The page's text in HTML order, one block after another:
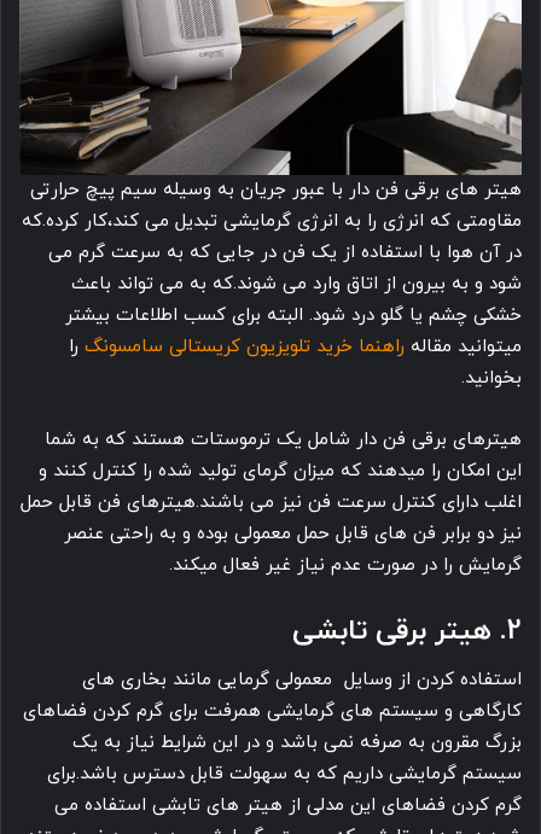
هیتر های برقی فن دار با عبور جریان به وسیله سیم پیچ حرارتی
مقاومتی که انرژی را به انرژی گرمایشی تبدیل می کند،کار کرده.که
در آن هوا با استفاده از یک فن در جایی که به سرعت گرم می
شود و به بیرون از اتاق وارد می شوند.که به می تواند باعث
خشکی چشم یا گلو درد شود. البته برای کسب اطلاعات بیشتر
میتوانید مقاله راهنما خرید تلویزیون کریستالی سامسونگ را
بخوانید.
هیترهای برقی فن دار شامل یک ترموستات هستند که به شما
این امکان را میدهند که میزان گرمای تولید شده را کنترل کنند و
اغلب دارای کنترل سرعت فن نیز می باشند.هیترهای فن قابل حمل
نیز دو برابر فن های قابل حمل معمولی بوده و به راحتی عنصر
گرمایش را در صورت عدم نیاز غیر فعال میکند.
2. هیتر برقی تابشی
استفاده کردن از وسایل معمولی گرمایی مانند بخاری های
کارگاهی و سیستم های گرمایشی همرفت برای گرم کردن فضاهای
بزرگ مقرون به صرفه نمی باشد و در این شرایط نیاز به یک
سیستم گرمایشی داریم که به سهولت قابل دسترس باشد.برای
گرم کردن فضاهای این مدلی از هیتر های تابشی استفاده می